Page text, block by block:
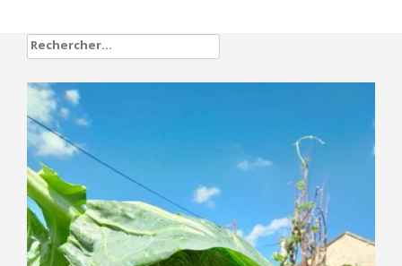
Rechercher :